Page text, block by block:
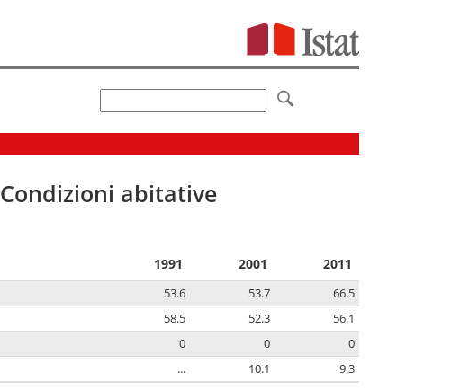
Condizioni abitative
1991 2001 2011
53.6 53.7
66.5
58.5 52.3
56.1
0 0
0
... 10.1 9.3